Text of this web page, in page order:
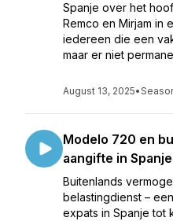
Spanje over het
Remco en Mirjam in
iedereen die een
maar er niet
August 13, 2025•
Modelo 720 en
aangifte in Spanje
Buitenlands
belastingdienst –
expats in Spanje tot